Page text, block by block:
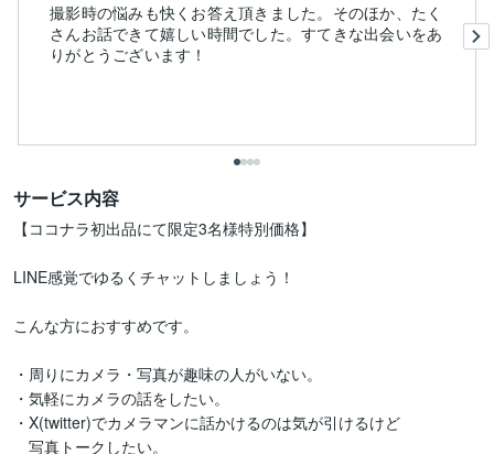
撮影時の悩みも快くお答え頂きました。そのほか、たく
さんお話できて嬉しい時間でした。すてきな出会いをあ
りがとうございます！
サービス内容
【ココナラ初出品にて限定3名様特別価格】
LINE感覚でゆるくチャットしましょう！
こんな方におすすめです。
・周りにカメラ・写真が趣味の人がいない。
・気軽にカメラの話をしたい。
・X(twitter)でカメラマンに話かけるのは気が引けるけど
写真トークしたい。